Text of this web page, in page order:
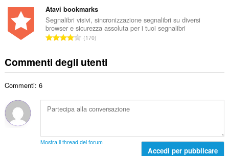
u
d
i
z
:
e
d
i
g
u
d
i
:
o
t
a
d
i
u
d
z
i
m
e
r
o
o
t
e
d
i
Atavi bookmarks
Segnalibri visivi, sincronizzazione segnalibri su diversi
browser e sicurezza assoluta per i tuoi segnalibri
N
e
t
o
l
170
Commenti degli utenti
Commenti: 6
Mostra il thread dei forum
Accedi per pubblicare